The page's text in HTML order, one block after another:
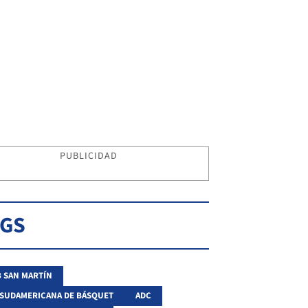
PUBLICIDAD
SAN MARTÍN
DE BÁSQUET
ADC